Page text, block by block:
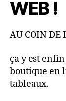
WEB !
AU COIN DE
ça y est
boutique en
tableaux.